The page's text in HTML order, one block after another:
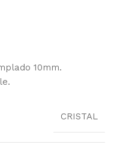
10mm.
CRISTAL